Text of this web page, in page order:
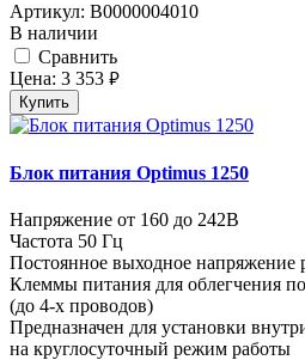
Артикул: В0000004010
В наличии
Cравнить
Цена: 3 353 руб.
Купить
Блок питания Optimus 1250
Напряжение от 160 до 242В
Частота 50 Гц
Постоянное выходное напряжение
Клеммы питания для облегчения
(до 4-х проводов)
Предназначен для установки
на круглосуточный режим работы